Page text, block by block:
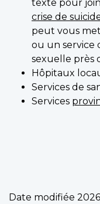
texte pour
crise de
peut vous
ou un service
sexuelle près
Hôpitaux
Services de
Services
Date modifiée